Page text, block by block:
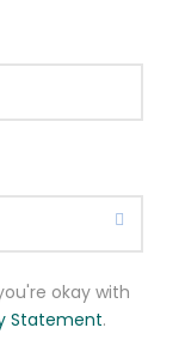
okay with
Statement.